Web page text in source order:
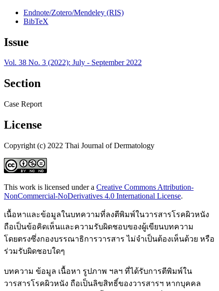
Endnote/Zotero/Mendeley (RIS)
BibTeX
Issue
Vol. 38 No. 3 (2022): July - September 2022
Section
Case Report
License
Copyright (c) 2022 Thai Journal of Dermatology
This work is licensed under a Creative Commons Attribution-
NonCommercial-NoDerivatives 4.0 International License.
เนื้อหาและข้อมูลในบทความที่ลงตีพิมพ์ในวารสารโรคผิวหนัง
ถือเป็นข้อคิดเห็นและความรับผิดชอบของผู้เขียนบทความ
โดยตรงซึ่งกองบรรณาธิการวารสาร ไม่จำเป็นต้องเห็นด้วย หรือ
ร่วมรับผิดชอบใดๆ
บทความ ข้อมูล เนื้อหา รูปภาพ ฯลฯ ที่ได้รับการตีพิมพ์ใน
วารสารโรคผิวหนัง ถือเป็นลิขสิทธิ์ของวารสารฯ หากบุคคล